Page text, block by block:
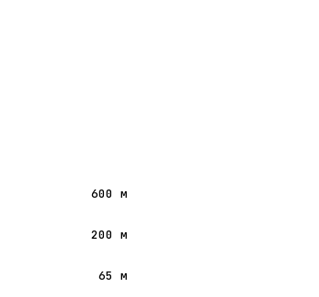
600 м
200 м
65 м